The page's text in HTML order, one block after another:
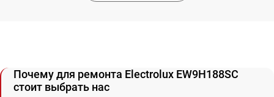
Почему для ремонта Electrolux EW9H188SC
стоит выбрать нас